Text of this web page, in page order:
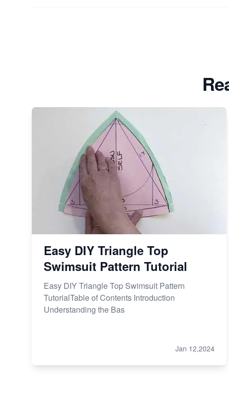
Easy DIY Triangle Top
Swimsuit Pattern Tutorial
Easy DIY Triangle Top Swimsuit Pattern
TutorialTable of Contents Introduction
Understanding the Bas
Jan 12,2024